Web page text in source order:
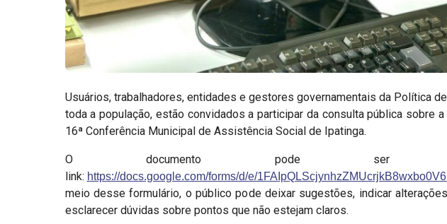
Usuários, trabalhadores, entidades e gestores governamentais da Política
toda a população, estão convidados a participar da consulta pública sobre
16ª Conferência Municipal de Assistência Social de Ipatinga.
O documento pode ser
link: https://docs.google.com/forms/d/e/
meio desse formulário, o público pode deixar sugestões, indicar
esclarecer dúvidas sobre pontos que não estejam claros.